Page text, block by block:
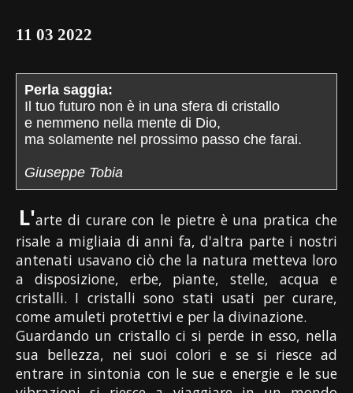
11 03 2022
Perla saggia:
Il tuo futuro non è in una sfera di cristallo
e nemmeno nella mente di Dio,
ma solamente nel prossimo passo che farai.
Giuseppe Tobia
L'arte di curare con le pietre è una pratica che
risale a migliaia di anni fa, d'altra parte i nostri
antenati usavano ciò che la natura metteva loro
a disposizione, erbe, piante, stelle, acqua e
cristalli. I cristalli sono stati usati per curare,
come amuleti protettivi e per la divinazione.
Guardando un cristallo ci si perde in esso, nella
sua bellezza, nei suoi colori e se si riesce ad
entrare in sintonia con le sue e energie e le sue